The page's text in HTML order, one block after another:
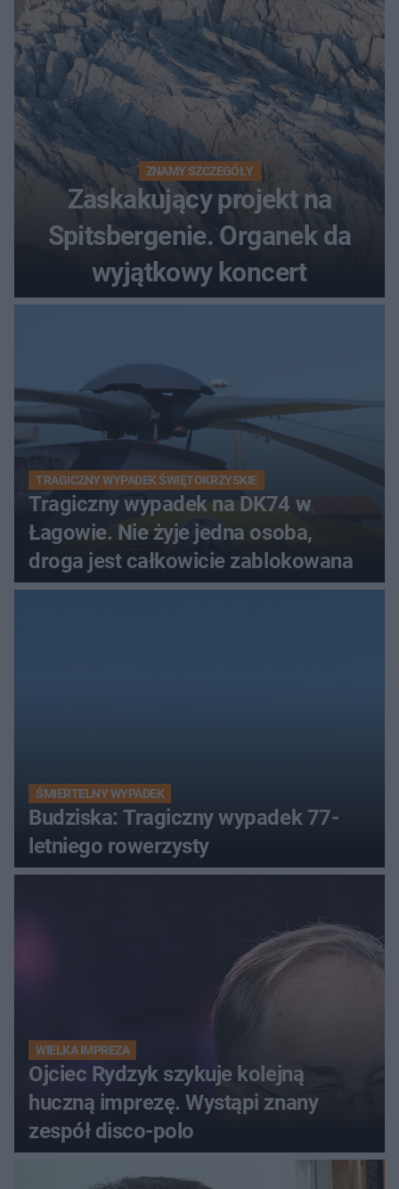
ZNAMY SZCZEGÓŁY
Zaskakujący projekt na
Spitsbergenie. Organek da
wyjątkowy koncert
TRAGICZNY WYPADEK ŚWIĘTOKRZYSKIE
Tragiczny wypadek na DK74 w
Łagowie. Nie żyje jedna osoba,
droga jest całkowicie zablokowana
ŚMIERTELNY WYPADEK
Budziska: Tragiczny wypadek 77-
letniego rowerzysty
WIELKA IMPREZA
Ojciec Rydzyk szykuje kolejną
huczną imprezę. Wystąpi znany
zespół disco-polo